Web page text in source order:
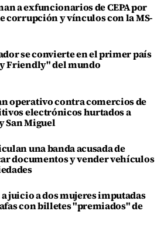
a exfuncionarios de CEPA por
corrupción y vínculos con la MS-
se convierte en el primer país
Friendly" del mundo
operativo contra comercios de
electrónicos hurtados a
San Miguel
una banda acusada de
documentos y vender vehículos
juicio a dos mujeres imputadas
con billetes "premiados" de